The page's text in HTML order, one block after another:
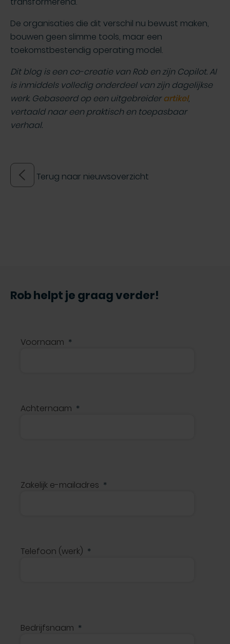
De organisaties die dit verschil nu bewust maken,
bouwen geen slimme tools, maar een
toekomstbestendig operating model.
Dit blog is een co-creatie van Rob en zijn Copilot. AI
is inmiddels volledig onderdeel van zijn dagelijkse
werk. Gebaseerd op een uitgebreiderartikel,
vertaald naar een praktisch en toepasbaar
verhaal.
Terug naar nieuwsoverzicht
Rob helpt je graag verder!
Voornaam
Achternaam
Zakelijk e-mailadres
Telefoon (werk)
Bedrijfsnaam